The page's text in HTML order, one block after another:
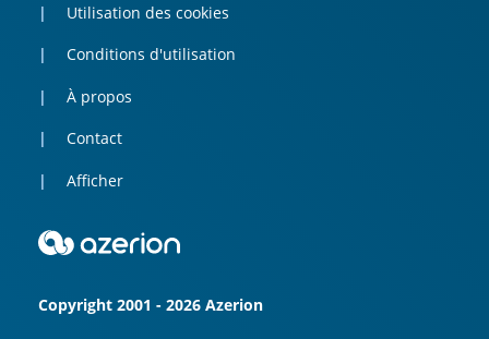
Utilisation des cookies
Conditions d'utilisation
À propos
Contact
Afficher
Copyright 2001 - 2026 Azerion